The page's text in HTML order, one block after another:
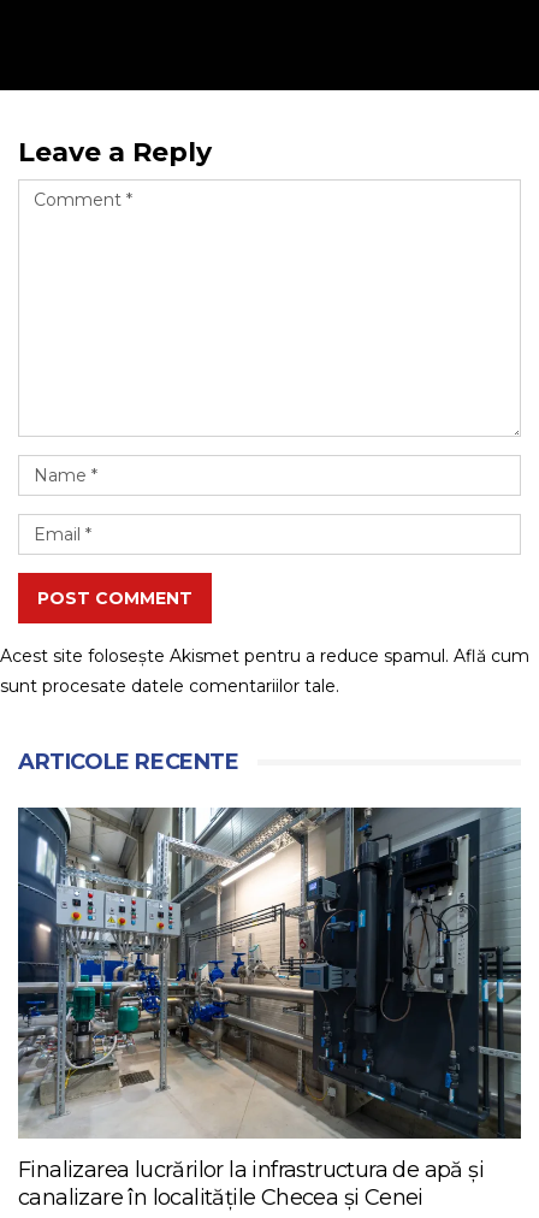
Leave a Reply
POST COMMENT
Acest site folosește Akismet pentru a reduce spamul. Află cum
sunt procesate datele comentariilor tale.
ARTICOLE RECENTE
Finalizarea lucrărilor la infrastructura de apă și
canalizare în localitățile Checea și Cenei